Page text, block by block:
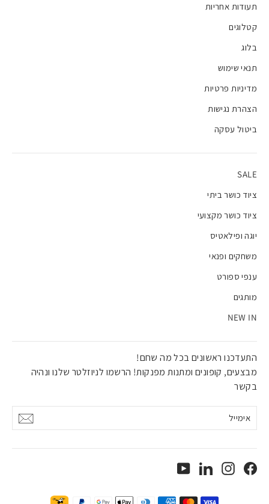
תעודות אחריות
קטלוגים
בלוג
תנאי שימוש
מדיניות פרטיות
הצהרת נגישות
ביטול עסקה
SALE
ציוד כושר ביתי
ציוד כושר מקצועי
יוגה ופילאטיס
משחקים ופנאי
ענפי ספורט
מותגים
NEW IN
התעדכנו ראשונים בכל מה שחם!
מבצעים, קופונים ומתנות מפנקות! הרשמו לניוזלטר שלנו ונהיה
בקשר
אימייל
Facebook
Instagram
LinkedIn